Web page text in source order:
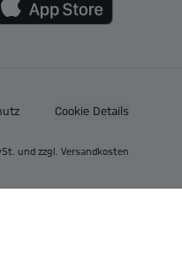
Cookie Details
und zzgl. Versandkosten